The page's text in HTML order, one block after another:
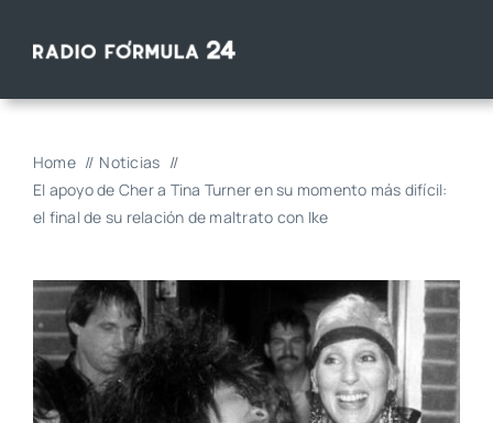
Home
Noticias
El apoyo de Cher a Tina Turner en su momento más difícil:
el final de su relación de maltrato con Ike